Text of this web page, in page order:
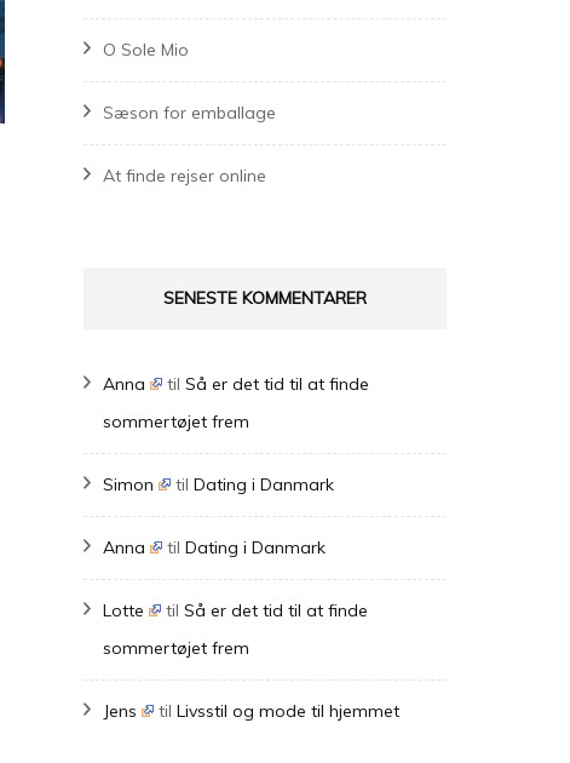
O Sole Mio
Sæson for emballage
At finde rejser online
SENESTE KOMMENTARER
Anna tilSå er det tid til at finde
sommertøjet frem
Simon tilDating i Danmark
Anna tilDating i Danmark
Lotte tilSå er det tid til at finde
sommertøjet frem
Jens tilLivsstil og mode til hjemmet